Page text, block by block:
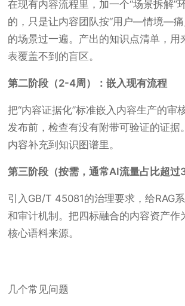
在现有内容流程里，加一个“场景拆解”
的，只是让内容团队按“用户—情境—
的场景过一遍。产出的知识点清单，用
表覆盖不到的盲区。
第二阶段（2-4周）：嵌入现有流程
把“内容证据化”标准嵌入内容生产的审
发布前，检查有没有附带可验证的证据
内容补充到知识图谱里。
第三阶段（按需，通常AI流量占比超过
引入GB/T 45081的治理要求，给RAG
和审计机制。把四标融合的内容资产作
核心语料来源。
几个常见问题